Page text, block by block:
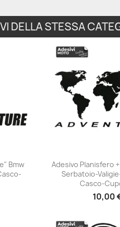
DELLA STESSA
Bmw
+23
Adesivo Planisfero
Serbatoio-
Casco-
10,00